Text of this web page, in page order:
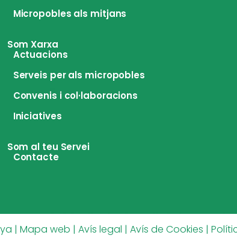
Micropobles als mitjans
Som Xarxa
Actuacions
Serveis per als micropobles
Convenis i col·laboracions
Iniciatives
Som al teu Servei
Contacte
| Mapa web | Avís legal | Avís de Cookies |